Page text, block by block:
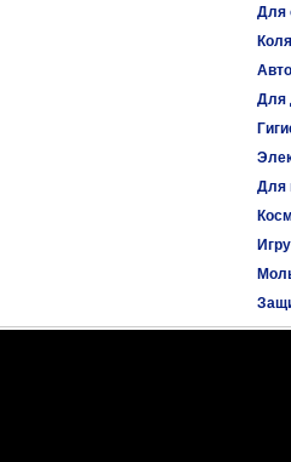
Для
Для
Для